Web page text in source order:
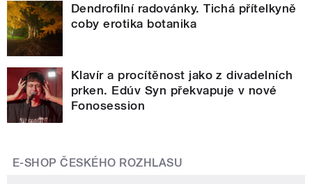
Dendrofilní radovánky. Tichá přítelkyně
coby erotika botanika
Klavír a procítěnost jako z divadelních
prken. Edúv Syn překvapuje v nové
Fonosession
E-SHOP ČESKÉHO ROZHLASU